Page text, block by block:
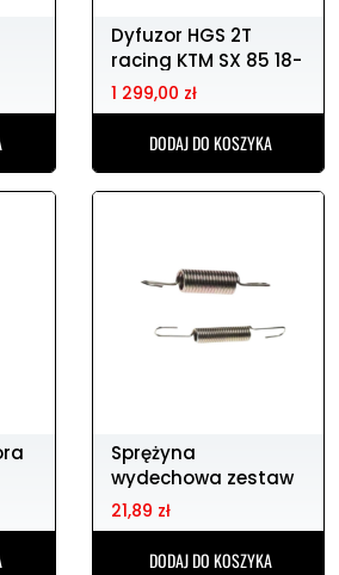
Dyfuzor HGS 2T
racing KTM SX 85 18-
1 299,00 zł
DODAJ DO KOSZYKA
Sprężyna
wydechowa zestaw
DIRTY PIG 57mm
21,89 zł
DODAJ DO KOSZYKA